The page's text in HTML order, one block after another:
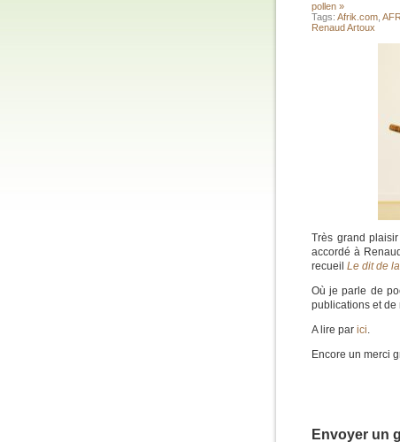
pollen »
Tags: Afrik.com
Renaud Artoux
Très grand
accordé à
recueil Le dit de
Où je parle de
publications et de
A lire par ici.
Encore un merci
Envoyer un